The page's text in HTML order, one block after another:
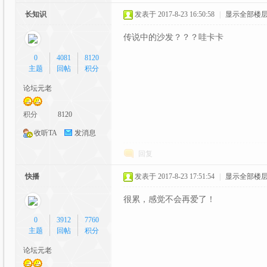
漫
长知识
0
主题
4081
回帖
8120
积分
论坛元老
积分 8120
收听TA 发消息
发表于 2017-8-23 16:50:58 显示全部楼
传说中的沙发？？？哇卡卡
回复
快播
0
主题
3912
回帖
7760
积分
论坛元老
发表于 2017-8-23 17:51:54 显示全部楼
很累，感觉不会再爱了！